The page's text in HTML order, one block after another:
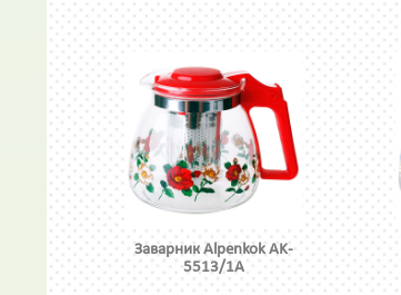
Заварник Alpenkok AK-
5513/1А